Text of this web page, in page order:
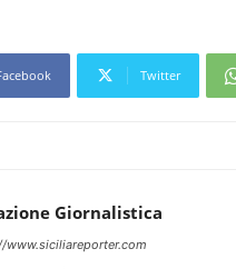
Twitter
Giornalistica
www.siciliareporter.com